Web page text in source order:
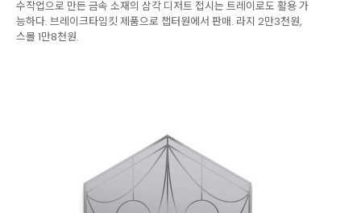
수작업으로 만든 금속 소재의 삼각 디저트 접시는 트레이로도 활용 가
능하다. 브레이크타임킷 제품으로 챕터원에서 판매. 라지 2만3천원,
스몰 1만8천원.